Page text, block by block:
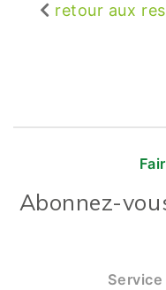
retour aux
Abonnez-